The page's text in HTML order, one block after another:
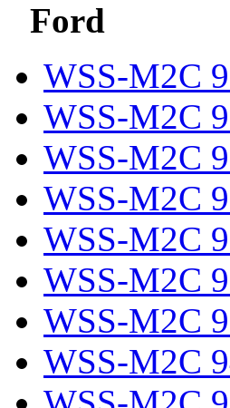
Ford
WSS-M2C
WSS-M2C
WSS-M2C
WSS-M2C
WSS-M2C
WSS-M2C
WSS-M2C
WSS-M2C